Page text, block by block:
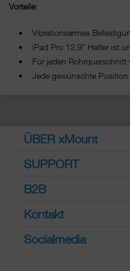
Vorteile:
• Vibrationsarmes
• iPad Pro 12,9" Halter ist
• Für jeden Rohrquerschnitt
• Jede gewünschte Position
ÜBER xMount
SUPPORT
B2B
Kontakt
Socialmedia